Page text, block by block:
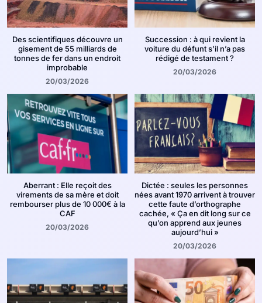
Des scientifiques découvre un
gisement de 55 milliards de
tonnes de fer dans un endroit
improbable
20/03/2026
Succession : à qui revient la
voiture du défunt s’il n’a pas
rédigé de testament ?
20/03/2026
Aberrant : Elle reçoit des
virements de sa mère et doit
rembourser plus de 10 000€ à la
CAF
20/03/2026
Dictée : seules les personnes
nées avant 1970 arrivent à trouver
cette faute d’orthographe
cachée, « Ça en dit long sur ce
qu’on apprend aux jeunes
aujourd’hui »
20/03/2026